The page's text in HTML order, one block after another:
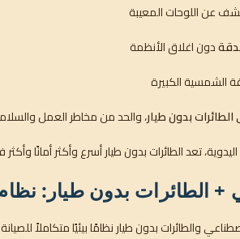
عن اللوحات المعيبة
دون اغلاق الأنظمة
الشمسية الكبيرة
بدون طيار، والحد من مخاطر العمل
تعد الطائرات بدون طيار أسرع وأكثر أمانًا
+ الطائرات بدون طيار: نظام
والطائرات بدون طيار نظامًا بيئيًا متكاملاً